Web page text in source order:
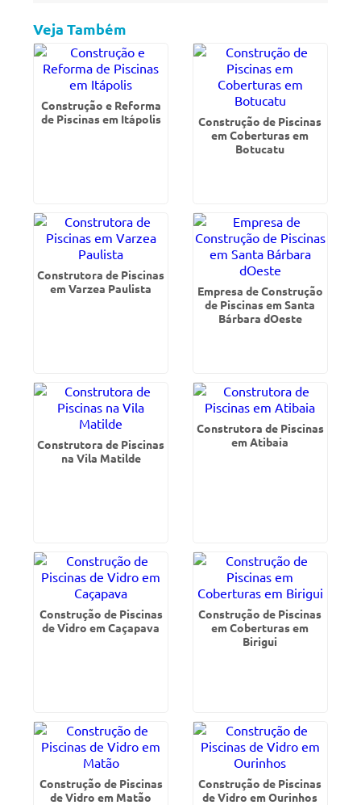
Veja Também
Construção e Reforma
de Piscinas em Itápolis
Construção de Piscinas
em Coberturas em
Botucatu
Construtora de Piscinas
em Varzea Paulista
Empresa de Construção
de Piscinas em Santa
Bárbara dOeste
Construtora de Piscinas
na Vila Matilde
Construtora de Piscinas
em Atibaia
Construção de Piscinas
de Vidro em Caçapava
Construção de Piscinas
em Coberturas em
Birigui
Construção de Piscinas
de Vidro em Matão
Construção de Piscinas
de Vidro em Ourinhos